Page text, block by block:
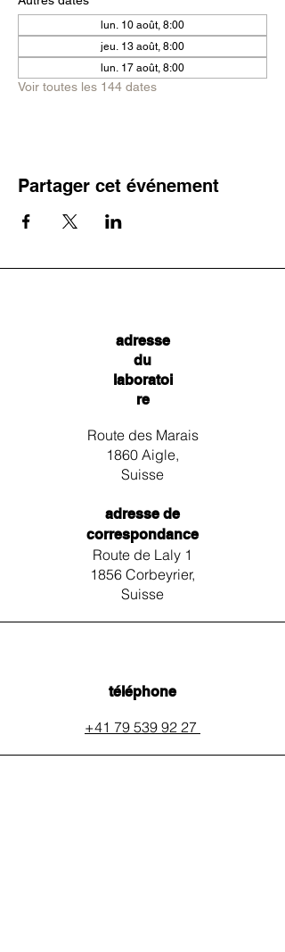
lun. 10 août, 8:00
jeu. 13 août, 8:00
lun. 17 août, 8:00
Voir toutes les 144 dates
Partager cet événement
adresse
du
laboratoi
re
Route des Marais
1860 Aigle,
Suisse
adresse de
correspondance
Route de Laly 1
1856 Corbeyrier,
Suisse
téléphone
+41 79 539 92 27